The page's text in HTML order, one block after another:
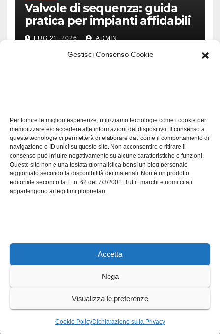
Gestisci Consenso Cookie
Per fornire le migliori esperienze, utilizziamo tecnologie come i cookie per
memorizzare e/o accedere alle informazioni del dispositivo. Il consenso a
queste tecnologie ci permetterà di elaborare dati come il comportamento di
navigazione o ID unici su questo sito. Non acconsentire o ritirare il
consenso può influire negativamente su alcune caratteristiche e funzioni.
Questo sito non è una testata giornalistica bensì un blog personale
aggiornato secondo la disponibilità dei materiali. Non è un prodotto
editoriale secondo la L. n. 62 del 7/3/2001. Tutti i marchi e nomi citati
appartengono ai legittimi proprietari.
Accetta
Nega
Visualizza le preferenze
Cookie PolicyDichiarazione sulla Privacy
Valvole di sequenza: guida
pratica per impianti affidabili
LUG 21, 2026 ADMIN
Software manutenzioni:
guida pratica alla scelta
efficace
LUG 17, 2026 ADMIN
Axeleroacademy.it
Sviluppato con orgoglio da WordPress
Themeansar.